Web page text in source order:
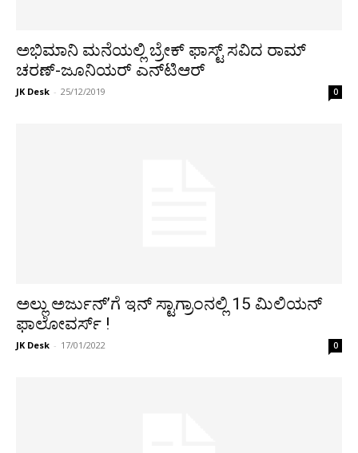
ಅಭಿಮಾನಿ ಮನೆಯಲ್ಲಿ ಬ್ರೇಕ್ ಫಾಸ್ಟ್ ಸವಿದ ರಾಮ್​
ಚರಣ್​-ಜೂನಿಯರ್​ ಎನ್​ಟಿಆರ್​
JK Desk - 25/12/2019 0
ಅಲ್ಲು ಅರ್ಜುನ್’ಗೆ ಇನ್ ಸ್ಟಾಗ್ರಾಂನಲ್ಲಿ 15 ಮಿಲಿಯನ್
ಫಾಲೋವರ್ಸ್ !
JK Desk - 17/01/2022 0